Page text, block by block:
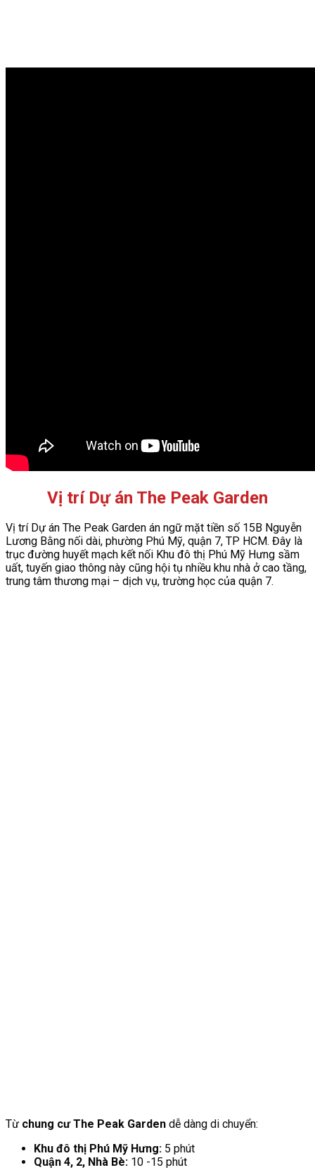
Vị trí Dự án The Peak Garden
Vị trí Dự án The Peak Garden án ngữ mặt tiền số 15B Nguyễn
Lương Bằng nối dài, phường Phú Mỹ, quận 7, TP HCM. Đây là
trục đường huyết mạch kết nối Khu đô thị Phú Mỹ Hưng sầm
uất, tuyến giao thông này cũng hội tụ nhiều khu nhà ở cao tầng,
trung tâm thương mại – dịch vụ, trường học của quận 7.
Từ chung cư The Peak Garden dễ dàng di chuyển:
Khu đô thị Phú Mỹ Hưng: 5 phút
Quận 4, 2, Nhà Bè: 10 -15 phút